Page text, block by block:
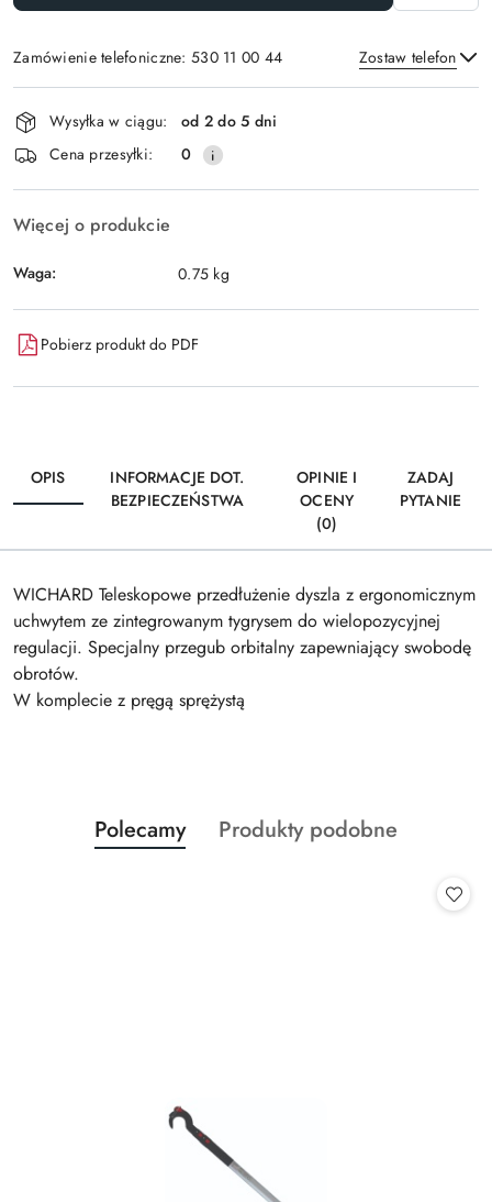
Zamówienie telefoniczne: 530 11 00 44 Zostaw telefon
Wyślij
Dostępność
i
dostawa
Wysyłka w ciągu:
od 2 do 5 dni
Cena przesyłki:
0
Więcej o produkcie
Waga: 0.75 kg
Pobierz produkt do PDF
OPIS
INFORMACJE DOT.
BEZPIECZEŃSTWA
OPINIE I
OCENY
(0)
ZADAJ
PYTANIE
WICHARD Teleskopowe przedłużenie dyszla z ergonomicznym
uchwytem ze zintegrowanym tygrysem do wielopozycyjnej
regulacji. Specjalny przegub orbitalny zapewniający swobodę
obrotów.
W komplecie z pręgą sprężystą
Pomiń karuzelę produktów
Produkty
o
Polecamy
Produkty
Produkty podobne